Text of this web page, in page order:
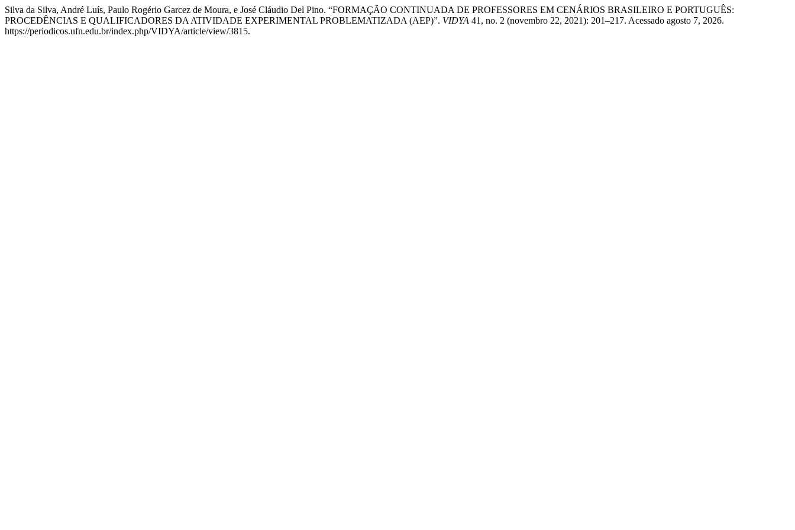
Silva da Silva, André Luís, Paulo Rogério Garcez de Moura, e José Cláudio Del Pino. “FORMAÇÃO CONTINUADA DE PROFESSORES EM CENÁRIOS BRASILEIRO E PORTUGUÊS:
PROCEDÊNCIAS E QUALIFICADORES DA ATIVIDADE EXPERIMENTAL PROBLEMATIZADA (AEP)”. VIDYA 41, no. 2 (novembro 22, 2021): 201–217. Acessado agosto 7, 2026.
https://periodicos.ufn.edu.br/index.php/VIDYA/article/view/3815.